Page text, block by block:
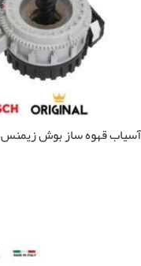
آسیاب قهوه ساز بوش زیمنس